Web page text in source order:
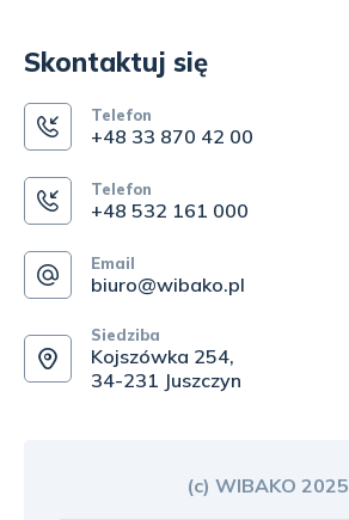
Skontaktuj się
Telefon
+48 33 870 42 00
Telefon
+48 532 161 000
Email
biuro@wibako.pl
Siedziba
Kojszówka 254,
34-231 Juszczyn
(c) WIBAKO 2025